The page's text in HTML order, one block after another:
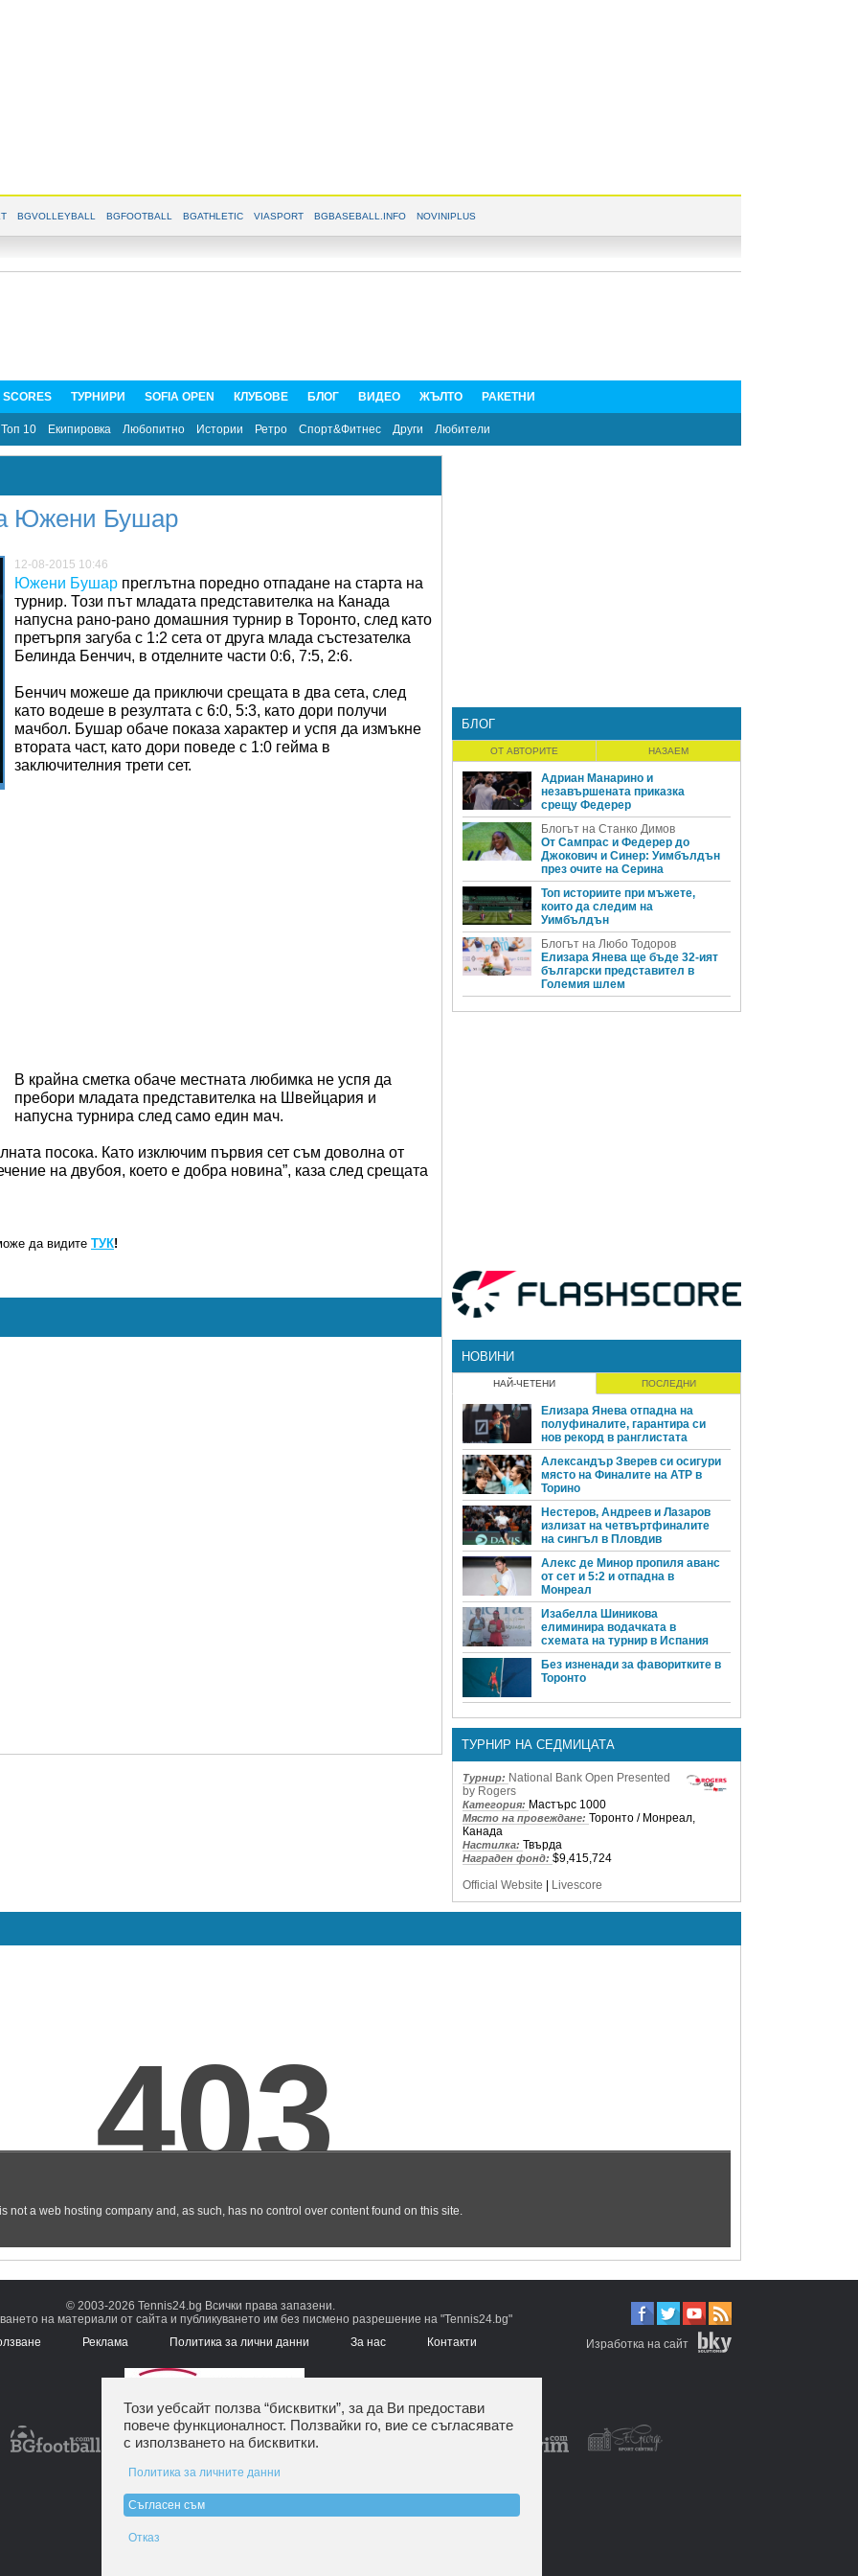
BGVOLLEYBALL BGFOOTBALL BGATHLETIC VIASPORT BGBASEBALL.INFO NOVINIPLUS
SCORES ТУРНИРИ SOFIA OPEN КЛУБОВЕ БЛОГ ВИДЕО ЖЪЛТО РАКЕТНИ
Топ 10 Екипировка Любопитно Истории Ретро Спорт&Фитнес Други Любители
Южени Бушар
12-08-2015 10:46
Южени Бушар преглътна поредно отпадане на старта на
турнир. Този път младата представителка на Канада
напусна рано-рано домашния турнир в Торонто, след като
претърпя загуба с 1:2 сета от друга млада състезателка
Белинда Бенчич, в отделните части 0:6, 7:5, 2:6.
Бенчич можеше да приключи срещата в два сета, след
като водеше в резултата с 6:0, 5:3, като дори получи
мачбол. Бушар обаче показа характер и успя да измъкне
втората част, като дори поведе с 1:0 гейма в
заключителния трети сет.
В крайна сметка обаче местната любимка не успя да
пребори младата представителка на Швейцария и
напусна турнира след само един мач.
посока. Като изключим първия сет съм доволна от
на двубоя, което е добра новина”, каза след срещата
да видите ТУК!
БЛОГ
ОТ АВТОРИТЕ НАЗАЕМ
Адриан Манарино и
незавършената приказка
срещу Федерер
Блогът на Станко Димов
От Сампрас и Федерер до
Джокович и Синер: Уимбълдън
през очите на Серина
Топ историите при мъжете,
които да следим на
Уимбълдън
Блогът на Любо Тодоров
Елизара Янева ще бъде 32-ият
български представител в
Големия шлем
НОВИНИ
НАЙ-ЧЕТЕНИ ПОСЛЕДНИ
Елизара Янева отпадна на
полуфиналите, гарантира си
нов рекорд в ранглистата
Александър Зверев си осигури
място на Финалите на ATP в
Торино
Нестеров, Андреев и Лазаров
излизат на четвъртфиналите
на сингъл в Пловдив
Алекс де Минор пропиля аванс
от сет и 5:2 и отпадна в
Монреал
Изабелла Шиникова
елиминира водачката в
схемата на турнир в Испания
Без изненади за фаворитките в
Торонто
ТУРНИР НА СЕДМИЦАТА
Турнир: National Bank Open Presented
by Rogers
Категория: Мастърс 1000
Място на провеждане: Торонто / Монреал,
Канада
Настилка: Твърда
Награден фонд: $9,415,724
Official Website | Livescore
© 2003-2026 Tennis24.bg Всички права запазени.
на материали от сайта и публикуването им без писмено разрешение на "Tennis24.bg"
Реклама Политика за лични данни За нас Контакти Изработка на сайт
Този уебсайт ползва “бисквитки”, за да Ви предостави
повече функционалност. Ползвайки го, вие се съгласявате
с използването на бисквитки.
Политика за личните данни
Съгласен съм
Отказ